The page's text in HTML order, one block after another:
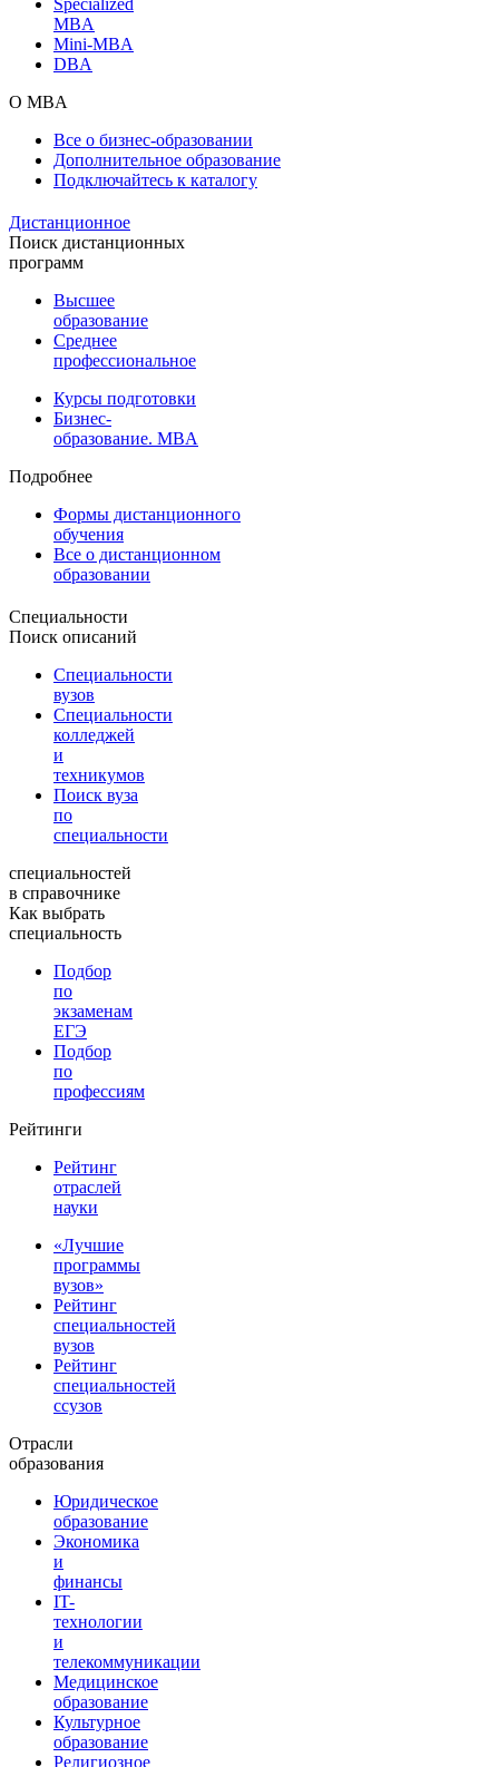
MBA
Mini-MBA
DBA
О MBA
Все о бизнес-образовании
Дополнительное образование
Подключайтесь к каталогу
Дистанционное
Поиск дистанционных
программ
Высшее
образование
Среднее
профессиональное
Курсы подготовки
Бизнес-
образование. MBA
Подробнее
Формы дистанционного
обучения
Все о дистанционном
образовании
Специальности
Поиск описаний
Специальности
вузов
Специальности
колледжей
и
техникумов
Поиск вуза
по
специальности
специальностей
в справочнике
Как выбрать
специальность
Подбор
по
экзаменам
ЕГЭ
Подбор
по
профессиям
Рейтинги
Рейтинг
отраслей
науки
«Лучшие
программы
вузов»
Рейтинг
специальностей
вузов
Рейтинг
специальностей
ссузов
Отрасли
образования
Юридическое
образование
Экономика
и
финансы
IT-
технологии
и
телекоммуникации
Медицинское
образование
Культурное
образование
Религиозное